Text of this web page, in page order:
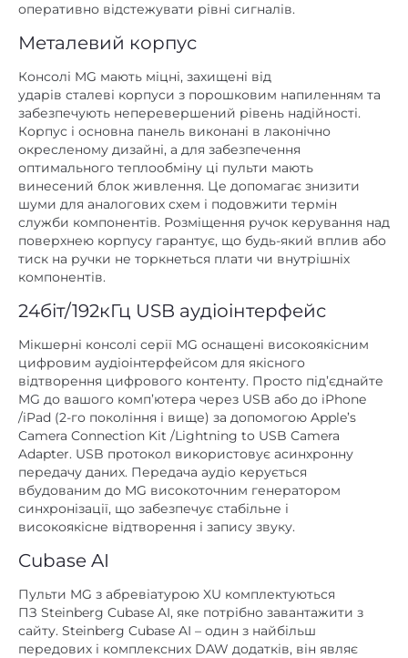
оперативно відстежувати рівні сигналів.
Металевий корпус
Консолі MG мають міцні, захищені від
ударів сталеві корпуси з порошковим напиленням та
забезпечують неперевершений рівень надійності.
Корпус і основна панель виконані в лаконічно
окресленому дизайні, а для забезпечення
оптимального теплообміну ці пульти мають
винесений блок живлення. Це допомагає знизити
шуми для аналогових схем і подовжити термін
служби компонентів. Розміщення ручок керування над
поверхнею корпусу гарантує, що будь-який вплив або
тиск на ручки не торкнеться плати чи внутрішніх
компонентів.
24біт/192кГц USB аудіоінтерфейс
Мікшерні консолі серії MG оснащені високоякісним
цифровим аудіоінтерфейсом для якісного
відтворення цифрового контенту. Просто під’єднайте
MG до вашого комп’ютера через USB або до iPhone
/iPad (2-го покоління і вище) за допомогою Apple’s
Camera Connection Kit /Lightning to USB Camera
Adapter. USB протокол використовує асинхронну
передачу даних. Передача аудіо керується
вбудованим до MG високоточним генератором
синхронізації, що забезпечує стабільне і
високоякісне відтворення і запису звуку.
Cubase AI
Пульти MG з абревіатурою XU комплектуються
ПЗ Steinberg Cubase AI, яке потрібно завантажити з
сайту. Steinberg Cubase AI – один з найбільш
передових і комплексних DAW додатків, він являє